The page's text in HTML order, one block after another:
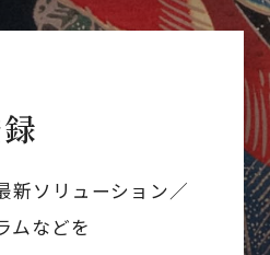
新ソリューション／
ムなどを